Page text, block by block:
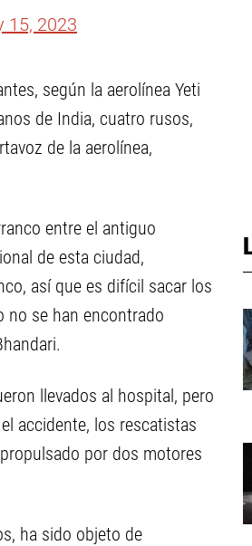
15, 2023
según la aerolínea Yeti
de India, cuatro rusos,
de la aerolínea,
entre el antiguo
de esta ciudad,
así que es difícil sacar los
no se han encontrado
llevados al hospital, pero
accidente, los rescatistas
por dos motores
ha sido objeto de